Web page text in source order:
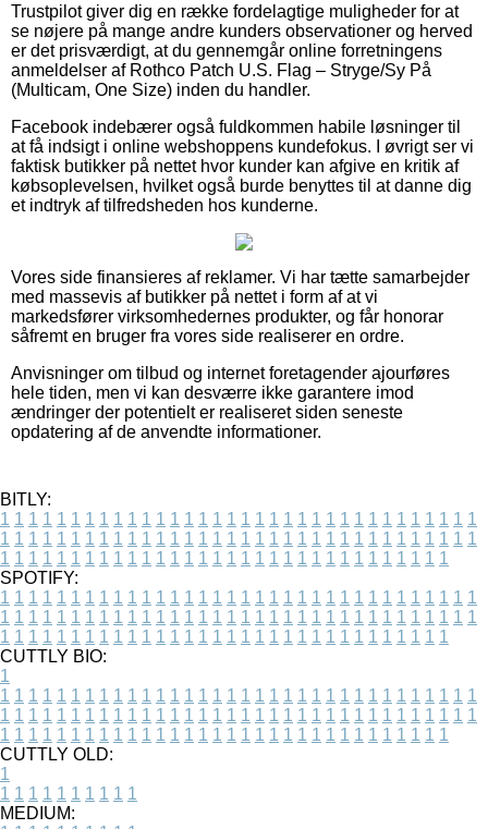
Trustpilot giver dig en række fordelagtige muligheder for at
se nøjere på mange andre kunders observationer og herved
er det prisværdigt, at du gennemgår online forretningens
anmeldelser af Rothco Patch U.S. Flag – Stryge/Sy På
(Multicam, One Size) inden du handler.
Facebook indebærer også fuldkommen habile løsninger til
at få indsigt i online webshoppens kundefokus. I øvrigt ser vi
faktisk butikker på nettet hvor kunder kan afgive en kritik af
købsoplevelsen, hvilket også burde benyttes til at danne dig
et indtryk af tilfredsheden hos kunderne.
Vores side finansieres af reklamer. Vi har tætte samarbejder
med massevis af butikker på nettet i form af at vi
markedsfører virksomhedernes produkter, og får honorar
såfremt en bruger fra vores side realiserer en ordre.
Anvisninger om tilbud og internet foretagender ajourføres
hele tiden, men vi kan desværre ikke garantere imod
ændringer der potentielt er realiseret siden seneste
opdatering af de anvendte informationer.
BITLY:
1 1 1 1 1 1 1 1 1 1 1 1 1 1 1 1 1 1 1 1 1 1 1 1 1 1 1 1 1 1 1 1 1 1
1 1 1 1 1 1 1 1 1 1 1 1 1 1 1 1 1 1 1 1 1 1 1 1 1 1 1 1 1 1 1 1 1 1
1 1 1 1 1 1 1 1 1 1 1 1 1 1 1 1 1 1 1 1 1 1 1 1 1 1 1 1 1 1 1 1
SPOTIFY:
1 1 1 1 1 1 1 1 1 1 1 1 1 1 1 1 1 1 1 1 1 1 1 1 1 1 1 1 1 1 1 1 1 1
1 1 1 1 1 1 1 1 1 1 1 1 1 1 1 1 1 1 1 1 1 1 1 1 1 1 1 1 1 1 1 1 1 1
1 1 1 1 1 1 1 1 1 1 1 1 1 1 1 1 1 1 1 1 1 1 1 1 1 1 1 1 1 1 1 1
CUTTLY BIO:
1
1 1 1 1 1 1 1 1 1 1 1 1 1 1 1 1 1 1 1 1 1 1 1 1 1 1 1 1 1 1 1 1 1 1
1 1 1 1 1 1 1 1 1 1 1 1 1 1 1 1 1 1 1 1 1 1 1 1 1 1 1 1 1 1 1 1 1 1
1 1 1 1 1 1 1 1 1 1 1 1 1 1 1 1 1 1 1 1 1 1 1 1 1 1 1 1 1 1 1 1
CUTTLY OLD:
1
1 1 1 1 1 1 1 1 1 1
MEDIUM: